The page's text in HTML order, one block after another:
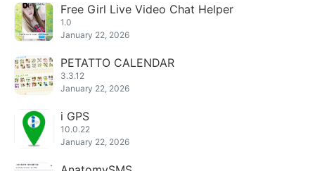
Free Girl Live Video Chat Helper
1.0
January 22, 2026
PETATTO CALENDAR
3.3.12
January 22, 2026
i GPS
10.0.22
January 22, 2026